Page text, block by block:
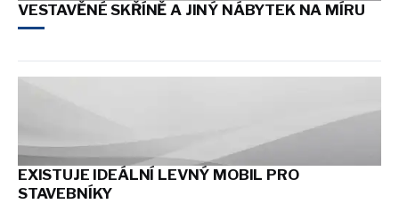
VESTAVĚNÉ SKŘÍNĚ A JINÝ NÁBYTEK NA MÍRU
EXISTUJE IDEÁLNÍ LEVNÝ MOBIL PRO
STAVEBNÍKY